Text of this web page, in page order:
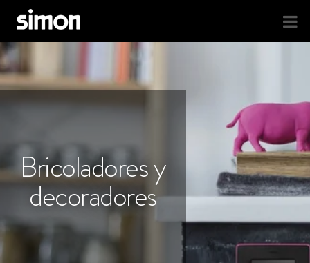
Bricoladores y
decoradores